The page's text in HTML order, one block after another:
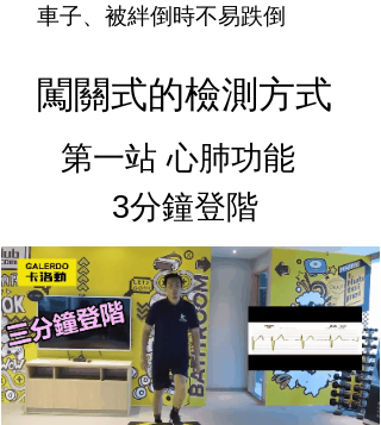
車子、被絆倒時不易跌倒
闖關式的檢測方式
第一站 心肺功能
3分鐘登階